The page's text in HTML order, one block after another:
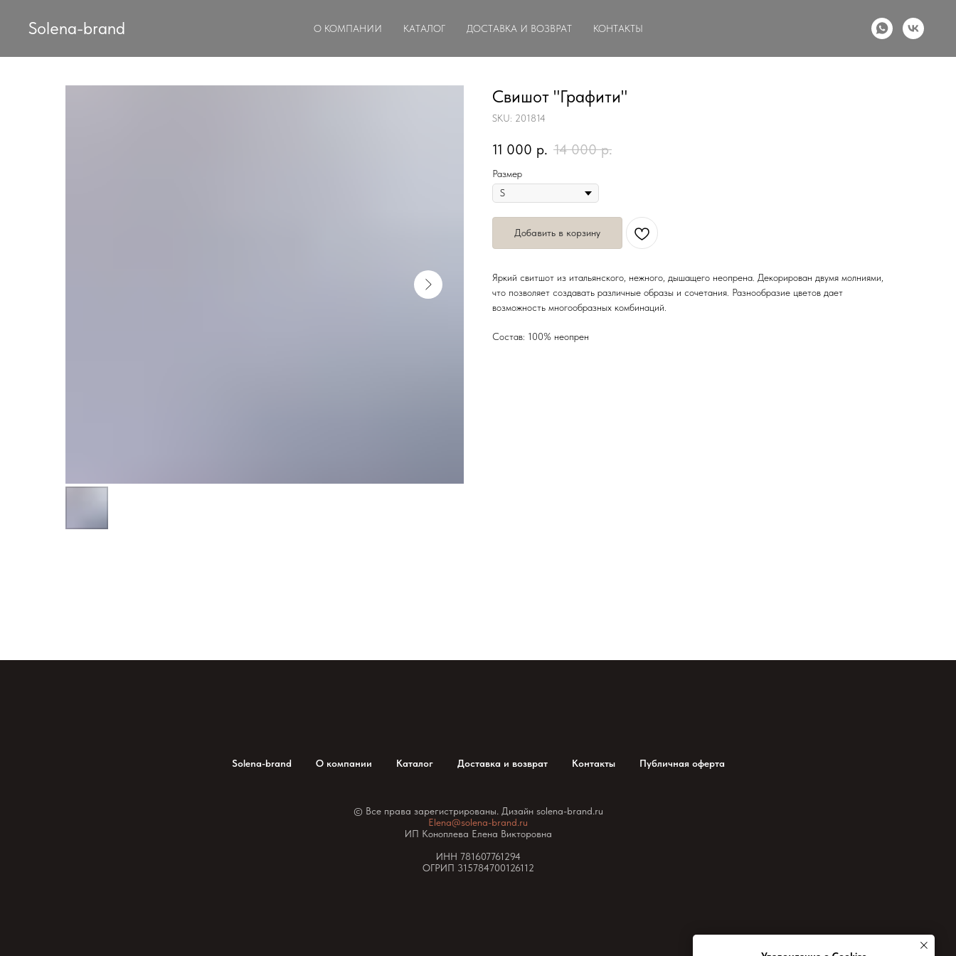
Solena-brand О КОМПАНИИ КАТАЛОГ ДОСТАВКА И ВОЗВРАТ КОНТАКТЫ
Свишот "Графити"
SKU: 201814
11 000 р. 14 000 р.
Размер
Добавить в корзину
Яркий свитшот из итальянского, нежного, дышащего неопрена. Декорирован двумя молниями,
что позволяет создавать различные образы и сочетания. Разнообразие цветов дает
возможность многообразных комбинаций.
Состав: 100% неопрен
Solena-brand О компании Каталог Доставка и возврат Контакты Публичная оферта
© Все права зарегистрированы. Дизайн solena-brand.ru
Elena@solena-brand.ru
ИП Коноплева Елена Викторовна
ИНН 781607761294
ОГРИП 315784700126112